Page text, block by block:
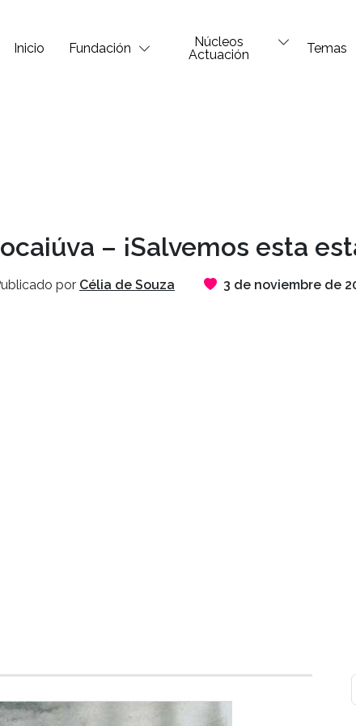
Inicio Fundación
Núcleos
Actuación
Temas
– ¡Salvemos esta
por Célia de Souza 3 de noviembre de